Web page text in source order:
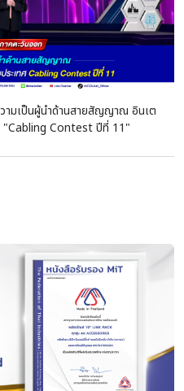
ามเป็นผู้นำด้านสายสัญญาณ อินเต
"Cabling Contest ปีที่ 11"